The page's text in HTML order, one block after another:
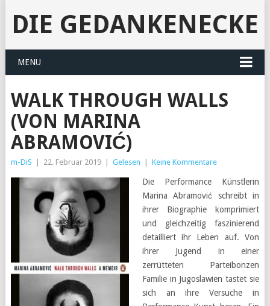
DIE GEDANKENECKE
MENU
WALK THROUGH WALLS
(VON MARINA
ABRAMOVIĆ)
m-DiS 22. Februar 2019 Gelesen Keine Kommentare
Die Performance Künstlerin
Marina Abramović schreibt in
ihrer Biographie komprimiert
und gleichzeitig faszinierend
detailliert ihr Leben auf. Von
ihrer Jugend in einer
zerrütteten Parteibonzen
Familie in Jugoslawien tastet sie
sich an ihre Versuche in